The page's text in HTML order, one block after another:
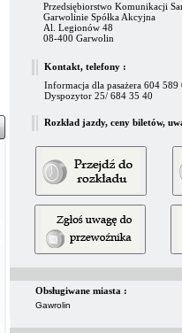
Przedsiębiorstwo Komunikacji
Garwolinie Spółka Akcyjna
Al. Legionów 48
08-400 Garwolin
Kontakt, telefony :
Informacja dla pasażera 604 589
Dyspozytor 25/ 684 35 40
Rozkład jazdy, ceny biletów,
Obsługiwane miasta :
Gawrolin